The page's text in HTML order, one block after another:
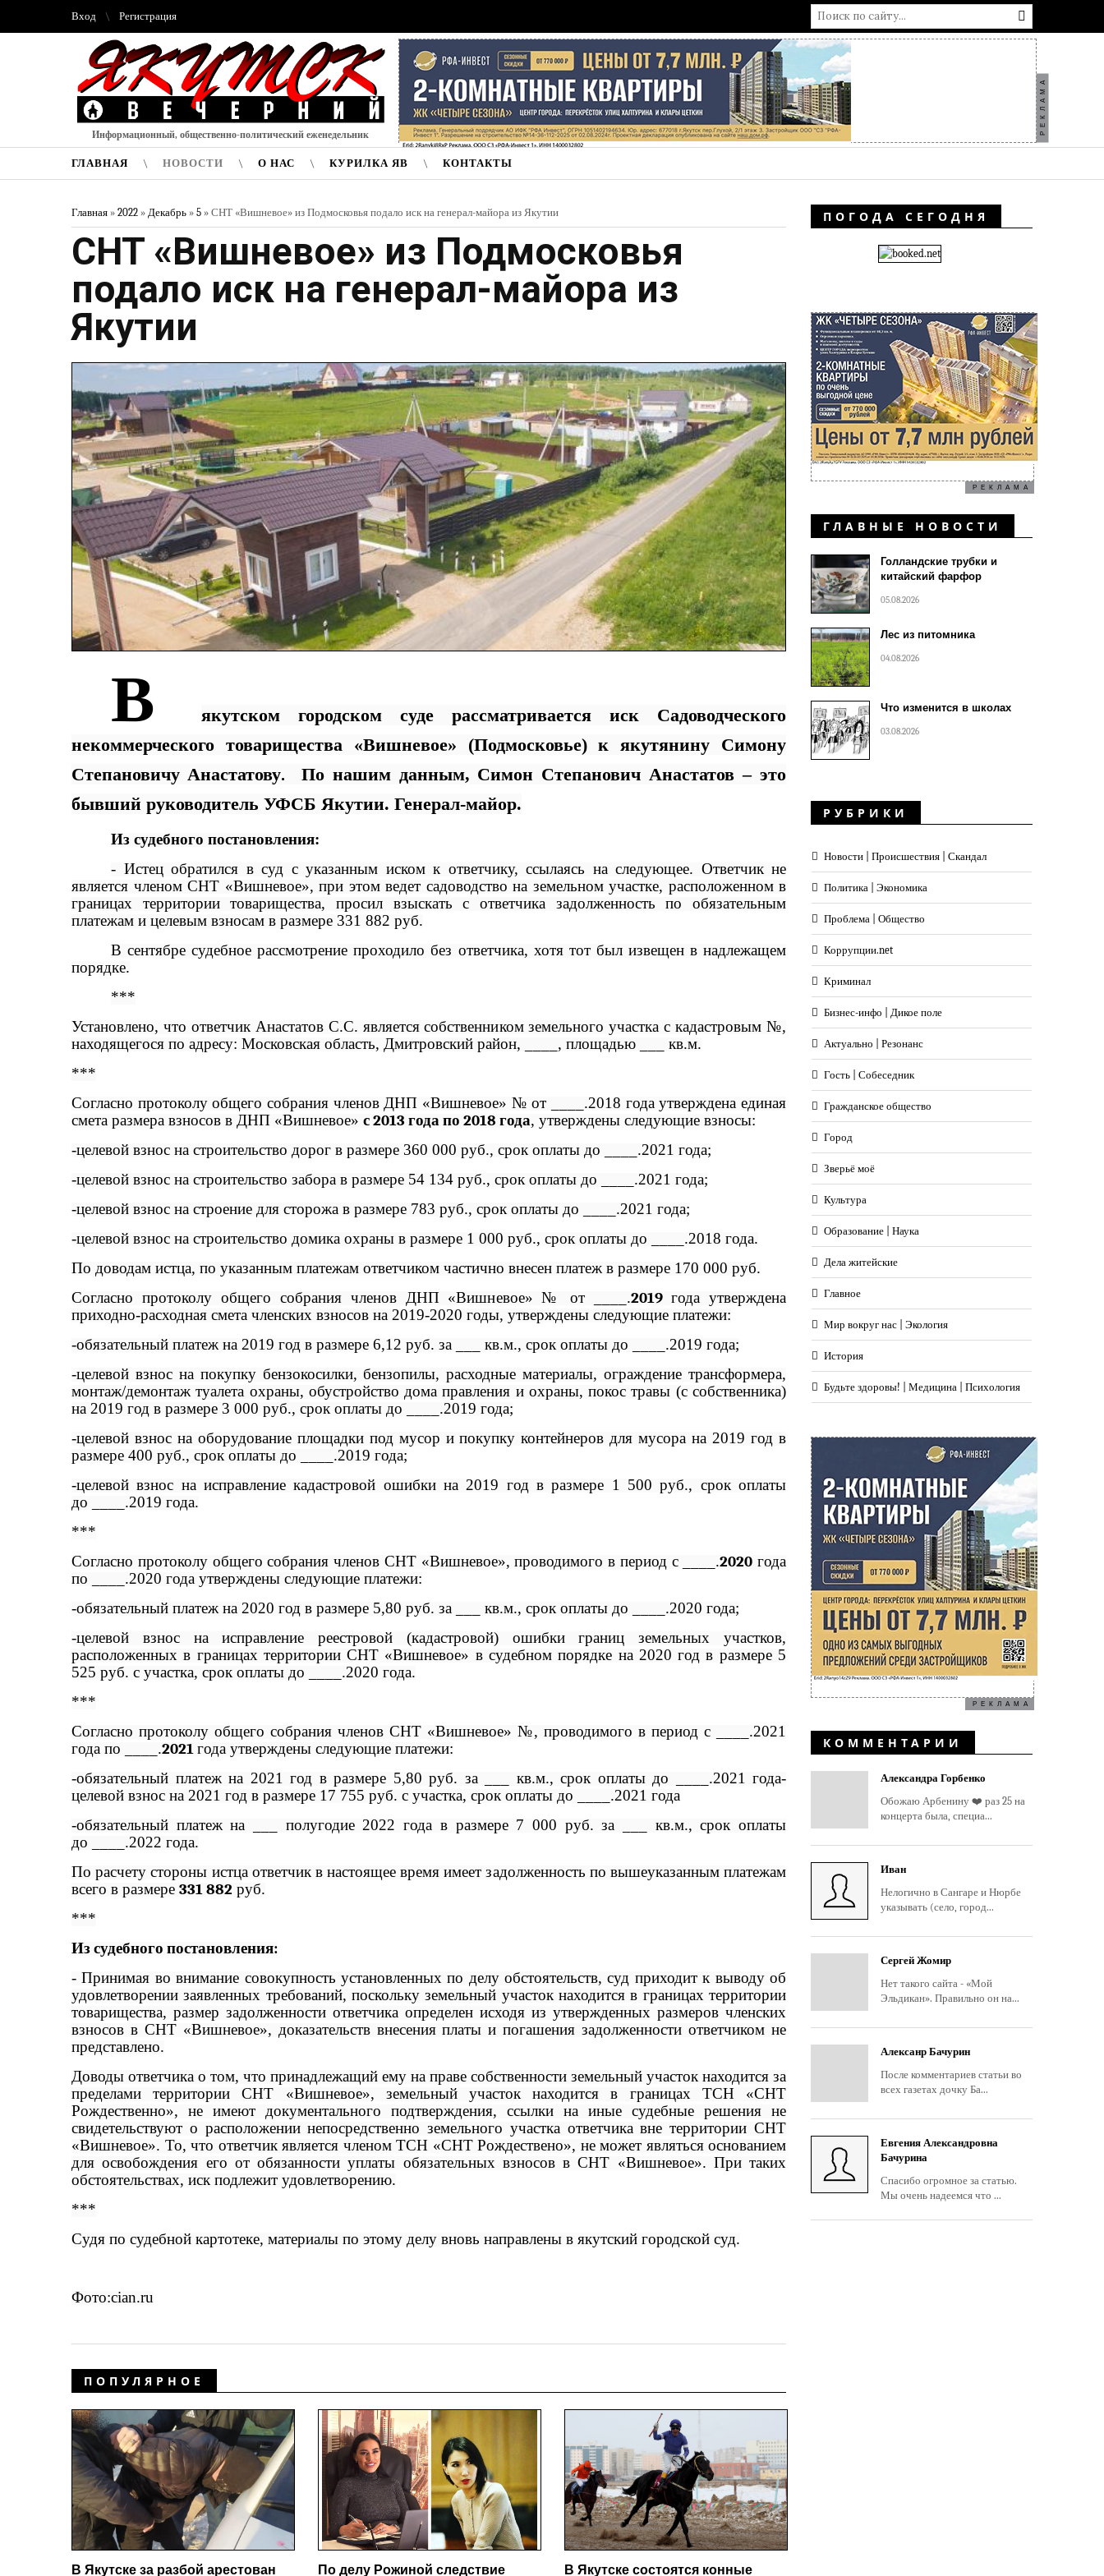
Вход Регистрация
Информационный, общественно-политический еженедельник РЕКЛАМА
ГЛАВНАЯ НОВОСТИ О НАС КУРИЛКА ЯВ КОНТАКТЫ
Главная » 2022 » Декабрь » 5 » СНТ «Вишневое» из Подмосковья подало иск на генерал-майора из Якутии
СНТ «Вишневое» из Подмосковья
подало иск на генерал-майора из
Якутии
В
якутском городском суде рассматривается иск Садоводческого
некоммерческого товарищества «Вишневое» (Подмосковье) к якутянину Симону
Степановичу Анастатову.
По нашим данным, Симон Степанович Анастатов – это
бывший руководитель УФСБ Якутии. Генерал-майор.
Из судебного постановления:
- Истец обратился в суд с указанным иском к ответчику, ссылаясь на следующее. Ответчик не
является членом СНТ «Вишневое», при этом ведет садоводство на земельном участке, расположенном в
границах территории товарищества, просил взыскать с ответчика задолженность по обязательным
платежам и целевым взносам в размере 331 882 руб.
В сентябре судебное рассмотрение проходило без ответчика, хотя тот был извещен в надлежащем
порядке.
***
Установлено, что ответчик Анастатов С.С. является собственником земельного участка с кадастровым №,
находящегося по адресу: Московская область, Дмитровский район, ____, площадью ___ кв.м.
***
Согласно протоколу общего собрания членов ДНП «Вишневое» № от ____.2018 года утверждена единая
смета размера взносов в ДНП «Вишневое» с 2013 года по 2018 года, утверждены следующие взносы:
-целевой взнос на строительство дорог в размере 360 000 руб., срок оплаты до ____.2021 года;
-целевой взнос на строительство забора в размере 54 134 руб., срок оплаты до ____.2021 года;
-целевой взнос на строение для сторожа в размере 783 руб., срок оплаты до ____.2021 года;
-целевой взнос на строительство домика охраны в размере 1 000 руб., срок оплаты до ____.2018 года.
По доводам истца, по указанным платежам ответчиком частично внесен платеж в размере 170 000 руб.
Согласно протоколу общего собрания членов ДНП «Вишневое» № от ____.2019года утверждена
приходно-расходная смета членских взносов на 2019-2020 годы, утверждены следующие платежи:
-обязательный платеж на 2019 год в размере 6,12 руб. за ___ кв.м., срок оплаты до ____.2019 года;
-целевой взнос на покупку бензокосилки, бензопилы, расходные материалы, ограждение трансформера,
монтаж/демонтаж туалета охраны, обустройство дома правления и охраны, покос травы (с собственника)
на 2019 год в размере 3 000 руб., срок оплаты до ____.2019 года;
-целевой взнос на оборудование площадки под мусор и покупку контейнеров для мусора на 2019 год в
размере 400 руб., срок оплаты до ____.2019 года;
-целевой взнос на исправление кадастровой ошибки на 2019 год в размере 1 500 руб., срок оплаты
до ____.2019 года.
***
Согласно протоколу общего собрания членов СНТ «Вишневое», проводимого в период с ____.2020 года
по ____.2020 года утверждены следующие платежи:
-обязательный платеж на 2020 год в размере 5,80 руб. за ___ кв.м., срок оплаты до ____.2020 года;
-целевой взнос на исправление реестровой (кадастровой) ошибки границ земельных участков,
расположенных в границах территории СНТ «Вишневое» в судебном порядке на 2020 год в размере 5
525 руб. с участка, срок оплаты до ____.2020 года.
***
Согласно протоколу общего собрания членов СНТ «Вишневое» №, проводимого в период с ____.2021
года по ____.2021года утверждены следующие платежи:
-обязательный платеж на 2021 год в размере 5,80 руб. за ___ кв.м., срок оплаты до ____.2021 года-
целевой взнос на 2021 год в размере 17 755 руб. с участка, срок оплаты до ____.2021 года
-обязательный платеж на ___ полугодие 2022 года в размере 7 000 руб. за ___ кв.м., срок оплаты
до ____.2022 года.
По расчету стороны истца ответчик в настоящее время имеет задолженность по вышеуказанным платежам
всего в размере 331 882 руб.
***
Из судебного постановления:
- Принимая во внимание совокупность установленных по делу обстоятельств, суд приходит к выводу об
удовлетворении заявленных требований, поскольку земельный участок находится в границах территории
товарищества, размер задолженности ответчика определен исходя из утвержденных размеров членских
взносов в СНТ «Вишневое», доказательств внесения платы и погашения задолженности ответчиком не
представлено.
Доводы ответчика о том, что принадлежащий ему на праве собственности земельный участок находится за
пределами территории СНТ «Вишневое», земельный участок находится в границах ТСН «СНТ
Рождественно», не имеют документального подтверждения, ссылки на иные судебные решения не
свидетельствуют о расположении непосредственно земельного участка ответчика вне территории СНТ
«Вишневое». То, что ответчик является членом ТСН «СНТ Рождествено», не может являться основанием
для освобождения его от обязанности уплаты обязательных взносов в СНТ «Вишневое». При таких
обстоятельствах, иск подлежит удовлетворению.
***
Судя по судебной картотеке, материалы по этому делу вновь направлены в якутский городской суд.
Фото:cian.ru
ПОПУЛЯРНОЕ
В Якутске за разбой арестован По делу Рожиной следствие В Якутске состоятся конные
ПОГОДА СЕГОДНЯ
РЕКЛАМА
ГЛАВНЫЕ НОВОСТИ
Голландские трубки и
китайский фарфор
05.08.2026
Лес из питомника
04.08.2026
Что изменится в школах
03.08.2026
РУБРИКИ
Новости | Происшествия | Скандал
Политика | Экономика
Проблема | Общество
Коррупции.net
Криминал
Бизнес-инфо | Дикое поле
Актуально | Резонанс
Гость | Собеседник
Гражданское общество
Город
Зверьё моё
Культура
Образование | Наука
Дела житейские
Главное
Мир вокруг нас | Экология
История
Будьте здоровы! | Медицина | Психология
РЕКЛАМА
КОММЕНТАРИИ
Александра Горбенко
Обожаю Арбенину ❤️ раз 25 на
концерта была, специа...
Иван
Нелогично в Сангаре и Нюрбе
указывать (село, город...
Сергей Жомир
Нет такого сайта - «Мой
Эльдикан». Правильно он на...
Алексанр Бачурин
После комментариев статьи во
всех газетах дочку Ба...
Евгения Александровна
Бачурина
Спасибо огромное за статью.
Мы очень надеемся что ...